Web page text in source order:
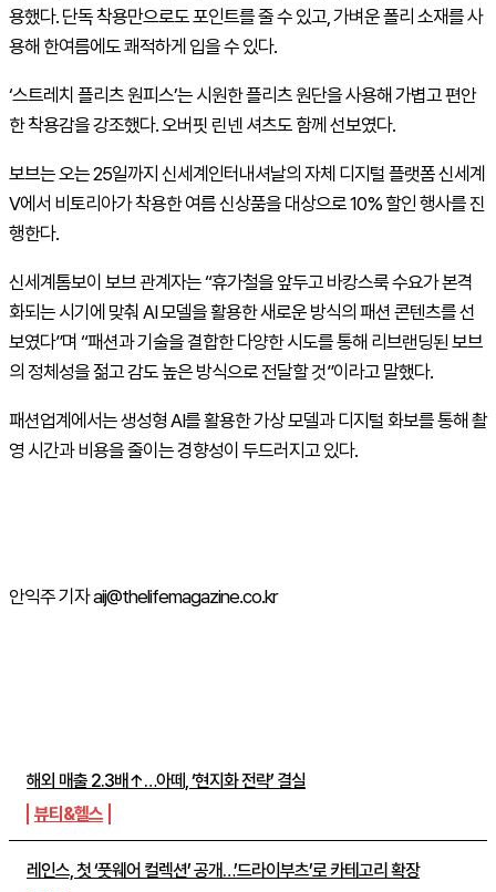
해외 매출 2.3배↑…아떼, ‘현지화 전략’ 결실
뷰티&헬스
레인스, 첫 ‘풋웨어 컬렉션’ 공개…’드라이부츠’로 카테고리 확장
용했다. 단독 착용만으로도 포인트를 줄 수 있고, 가벼운 폴리 소재를 사
용해 한여름에도 쾌적하게 입을 수 있다.
‘스트레치 플리츠 원피스’는 시원한 플리츠 원단을 사용해 가볍고 편안
한 착용감을 강조했다. 오버핏 린넨 셔츠도 함께 선보였다.
보브는 오는 25일까지 신세계인터내셔날의 자체 디지털 플랫폼 신세계
V에서 비토리아가 착용한 여름 신상품을 대상으로 10% 할인 행사를 진
행한다.
신세계톰보이 보브 관계자는 “휴가철을 앞두고 바캉스룩 수요가 본격
화되는 시기에 맞춰 AI모델을 활용한 새로운 방식의 패션 콘텐츠를 선
보였다”며 “패션과 기술을 결합한 다양한 시도를 통해 리브랜딩된 보브
의 정체성을 젊고 감도 높은 방식으로 전달할 것”이라고 말했다.
패션업계에서는 생성형 AI를 활용한 가상 모델과 디지털 화보를 통해 촬
영 시간과 비용을 줄이는 경향성이 두드러지고 있다.
안익주 기자 aij@thelifemagazine.co.kr